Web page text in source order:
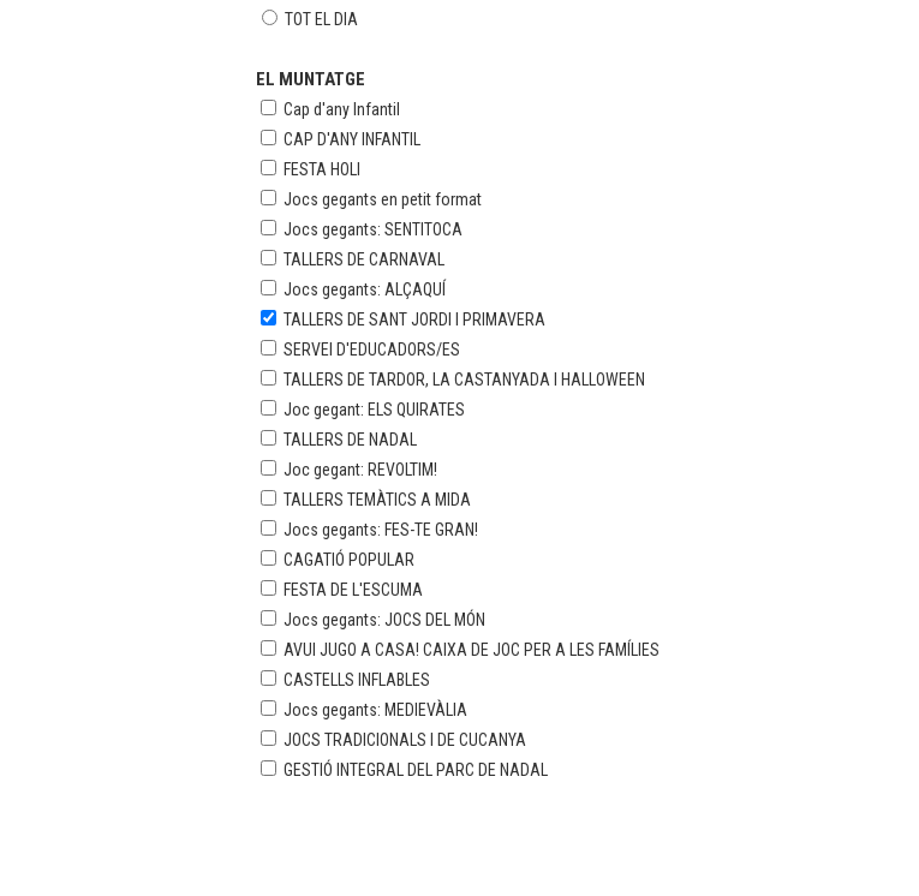
TOT EL DIA
EL MUNTATGE
Cap d'any Infantil
CAP D'ANY INFANTIL
FESTA HOLI
Jocs gegants en petit format
Jocs gegants: SENTITOCA
TALLERS DE CARNAVAL
Jocs gegants: ALÇAQUÍ
TALLERS DE SANT JORDI I PRIMAVERA
SERVEI D'EDUCADORS/ES
TALLERS DE TARDOR, LA CASTANYADA I HALLOWEEN
Joc gegant: ELS QUIRATES
TALLERS DE NADAL
Joc gegant: REVOLTIM!
TALLERS TEMÀTICS A MIDA
Jocs gegants: FES-TE GRAN!
CAGATIÓ POPULAR
FESTA DE L'ESCUMA
Jocs gegants: JOCS DEL MÓN
AVUI JUGO A CASA! CAIXA DE JOC PER A LES FAMÍLIES
CASTELLS INFLABLES
Jocs gegants: MEDIEVÀLIA
JOCS TRADICIONALS I DE CUCANYA
GESTIÓ INTEGRAL DEL PARC DE NADAL